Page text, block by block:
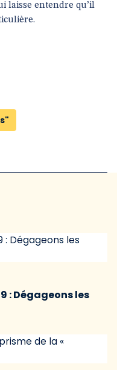
laisse entendre qu’il
: Dégageons les